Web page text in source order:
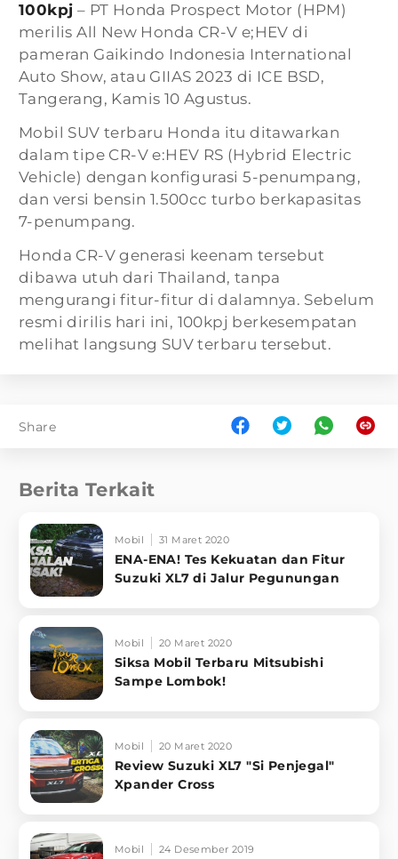
100kpj – PT Honda Prospect Motor (HPM)
merilis All New Honda CR-V e;HEV di
pameran Gaikindo Indonesia International
Auto Show, atau GIIAS 2023 di ICE BSD,
Tangerang, Kamis 10 Agustus.
Mobil SUV terbaru Honda itu ditawarkan
dalam tipe CR-V e:HEV RS (Hybrid Electric
Vehicle) dengan konfigurasi 5-penumpang,
dan versi bensin 1.500cc turbo berkapasitas
7-penumpang.
Honda CR-V generasi keenam tersebut
dibawa utuh dari Thailand, tanpa
mengurangi fitur-fitur di dalamnya. Sebelum
resmi dirilis hari ini, 100kpj berkesempatan
melihat langsung SUV terbaru tersebut.
Share
Berita Terkait
Mobil 31 Maret 2020
ENA-ENA! Tes Kekuatan dan Fitur
Suzuki XL7 di Jalur Pegunungan
Mobil 20 Maret 2020
Siksa Mobil Terbaru Mitsubishi
Sampe Lombok!
Mobil 20 Maret 2020
Review Suzuki XL7 "Si Penjegal"
Xpander Cross
Mobil 24 Desember 2019